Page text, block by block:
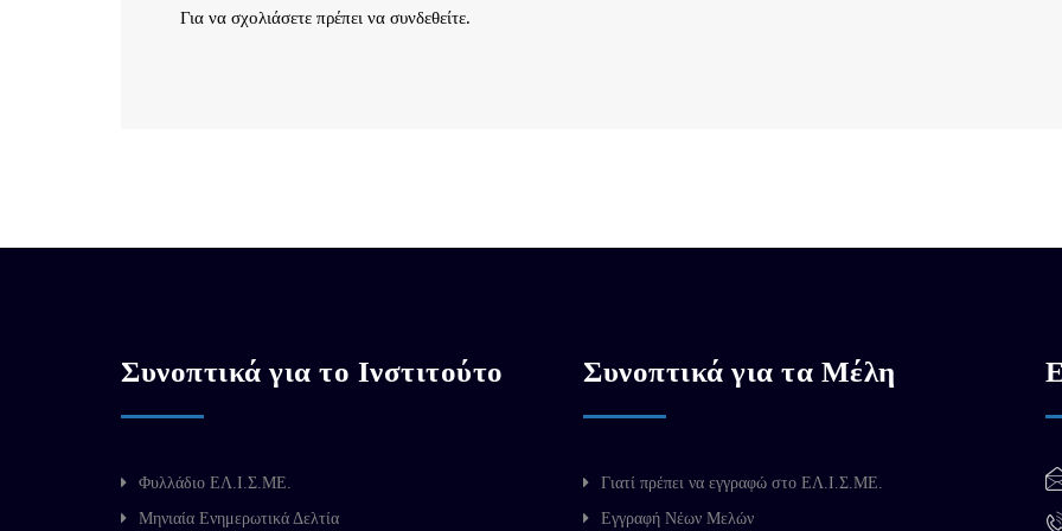
Για να σχολιάσετε πρέπει να συνδεθείτε.
Συνοπτικά για το Ινστιτούτο
Φυλλάδιο ΕΛ.Ι.Σ.ΜΕ.
Μηνιαία Ενημερωτικά Δελτία
Συνοπτικά για τα Μέλη
Γιατί πρέπει να εγγραφώ στο ΕΛ.Ι.Σ.ΜΕ.
Εγγραφή Νέων Μελών